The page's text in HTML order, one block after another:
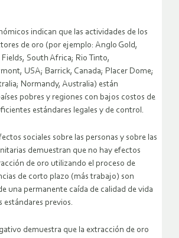
indican que las actividades de los
de oro (por ejemplo: Anglo Gold,
South Africa; Rio Tinto,
USA; Barrick, Canada; Placer Dome;
Normandy, Australia) están
pobres y regiones con bajos costos de
estándares legales y de control.
sociales sobre las personas y sobre las
demuestran que no hay efectos
de oro utilizando el proceso de
de corto plazo (más trabajo) son
una permanente caída de calidad de vida
estándares previos.
demuestra que la extracción de oro